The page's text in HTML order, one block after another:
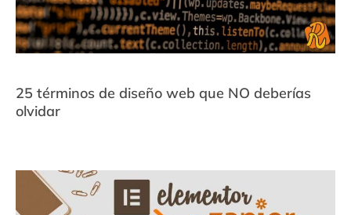
25 términos de diseño web que NO deberías
olvidar